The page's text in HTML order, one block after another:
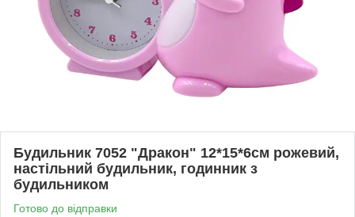
Будильник 7052 "Дракон" 12*15*6см рожевий,
настільний будильник, годинник з
будильником
Готово до відправки